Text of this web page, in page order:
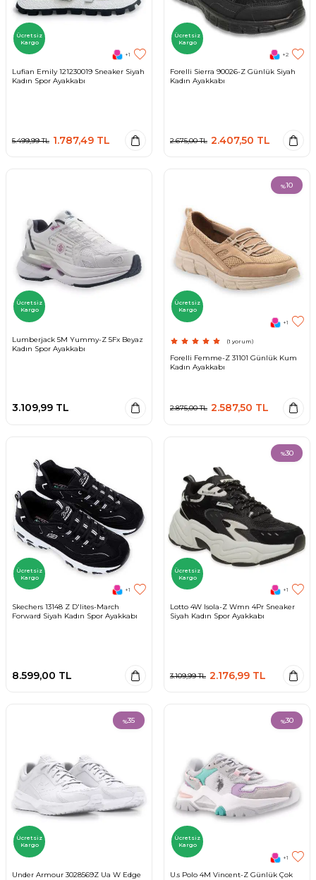
Ücretsiz
Kargo
+1
Lufian Emily 121230019 Sneaker Siyah
Kadın Spor Ayakkabı
5.499,99TL 1.787,49 TL
Ücretsiz
Kargo
+2
Forelli Sierra 90026-Z Günlük Siyah
Kadın Ayakkabı
2.675,00TL 2.407,50 TL
Ücretsiz
Kargo
Lumberjack 5M Yummy-Z 5Fx Beyaz
Kadın Spor Ayakkabı
3.109,99 TL
%10
Ücretsiz
Kargo
+1
(1 yorum)
Forelli Femme-Z 31101 Günlük Kum
Kadın Ayakkabı
2.875,00TL 2.587,50 TL
Ücretsiz
Kargo
+1
Skechers 13148 Z D'lites-March
Forward Siyah Kadın Spor Ayakkabı
8.599,00 TL
%30
Ücretsiz
Kargo
+1
Lotto 4W Isola-Z Wmn 4Pr Sneaker
Siyah Kadın Spor Ayakkabı
3.109,99TL 2.176,99 TL
%35
Ücretsiz
Kargo
Under Armour 3028569Z Ua W Edge
%30
Ücretsiz
Kargo
+1
U.s Polo 4M Vincent-Z Günlük Çok